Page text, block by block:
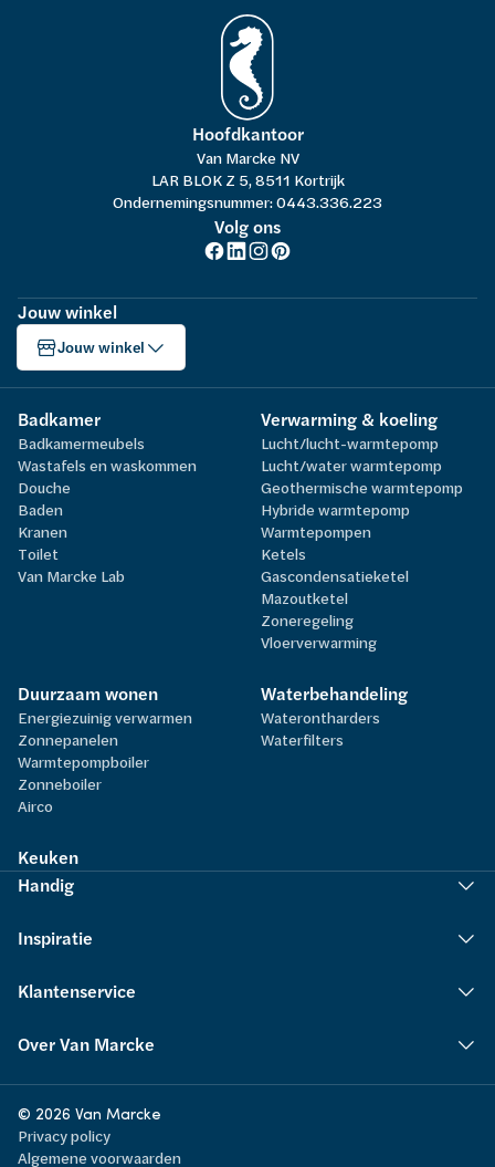
Hoofdkantoor
Van Marcke NV
LAR BLOK Z 5, 8511 Kortrijk
Ondernemingsnummer: 0443.336.223
Volg ons
Jouw winkel
Jouw winkel
Badkamer
Badkamermeubels
Wastafels en waskommen
Douche
Baden
Kranen
Toilet
Van Marcke Lab
Verwarming & koeling
Lucht/lucht-warmtepomp
Lucht/water warmtepomp
Geothermische warmtepomp
Hybride warmtepomp
Warmtepompen
Ketels
Gascondensatieketel
Mazoutketel
Zoneregeling
Vloerverwarming
Duurzaam wonen
Energiezuinig verwarmen
Zonnepanelen
Warmtepompboiler
Zonneboiler
Airco
Waterbehandeling
Waterontharders
Waterfilters
Keuken
Handig
Inspiratie
Klantenservice
Over Van Marcke
© 2026 Van Marcke
Privacy policy
Algemene voorwaarden